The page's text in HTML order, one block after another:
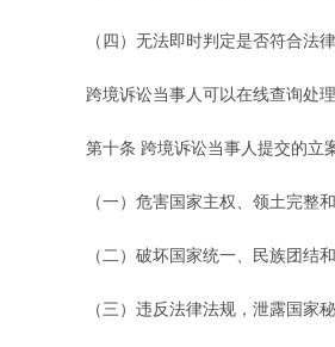
（四）无法即时判定是否符合法
跨境诉讼当事人可以在线查询处
第十条 跨境诉讼当事人提交的立
（一）危害国家主权、领土完整
（二）破坏国家统一、民族团结
（三）违反法律法规，泄露国家